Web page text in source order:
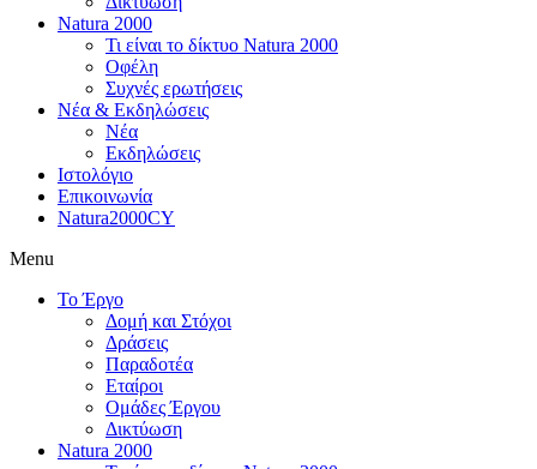
Natura 2000
Τι είναι το δίκτυο Natura 2000
Οφέλη
Συχνές ερωτήσεις
Νέα & Εκδηλώσεις
Νέα
Εκδηλώσεις
Ιστολόγιο
Επικοινωνία
Natura2000CY
Menu
Το Έργο
Δομή και Στόχοι
Δράσεις
Παραδοτέα
Εταίροι
Ομάδες Έργου
Δικτύωση
Natura 2000